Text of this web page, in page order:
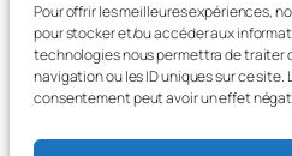
Pour offrir les meilleures expériences,
pour stocker et/ou accéder aux
technologies nous permettra de traiter
navigation ou les ID uniques sur ce
consentement peut avoir un effet